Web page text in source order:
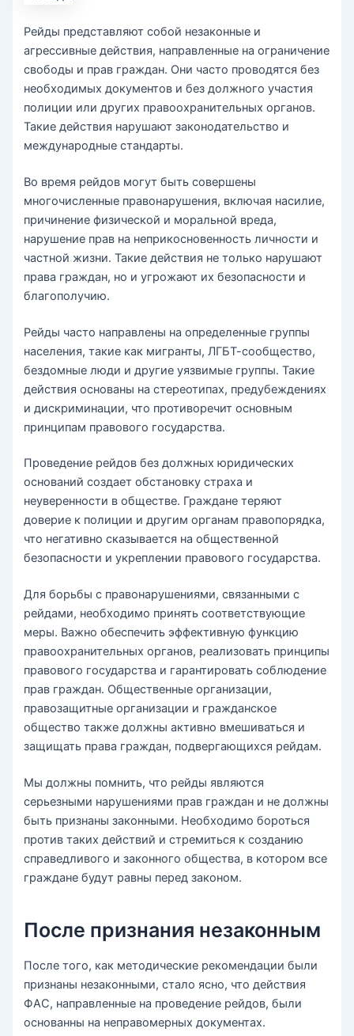
Рейды представляют собой незаконные и
агрессивные действия, направленные на ограничение
свободы и прав граждан. Они часто проводятся без
необходимых документов и без должного участия
полиции или других правоохранительных органов.
Такие действия нарушают законодательство и
международные стандарты.
Во время рейдов могут быть совершены
многочисленные правонарушения, включая насилие,
причинение физической и моральной вреда,
нарушение прав на неприкосновенность личности и
частной жизни. Такие действия не только нарушают
права граждан, но и угрожают их безопасности и
благополучию.
Рейды часто направлены на определенные группы
населения, такие как мигранты, ЛГБТ-сообщество,
бездомные люди и другие уязвимые группы. Такие
действия основаны на стереотипах, предубеждениях
и дискриминации, что противоречит основным
принципам правового государства.
Проведение рейдов без должных юридических
оснований создает обстановку страха и
неуверенности в обществе. Граждане теряют
доверие к полиции и другим органам правопорядка,
что негативно сказывается на общественной
безопасности и укреплении правового государства.
Для борьбы с правонарушениями, связанными с
рейдами, необходимо принять соответствующие
меры. Важно обеспечить эффективную функцию
правоохранительных органов, реализовать принципы
правового государства и гарантировать соблюдение
прав граждан. Общественные организации,
правозащитные организации и гражданское
общество также должны активно вмешиваться и
защищать права граждан, подвергающихся рейдам.
Мы должны помнить, что рейды являются
серьезными нарушениями прав граждан и не должны
быть признаны законными. Необходимо бороться
против таких действий и стремиться к созданию
справедливого и законного общества, в котором все
граждане будут равны перед законом.
После признания незаконным
После того, как методические рекомендации были
признаны незаконными, стало ясно, что действия
ФАС, направленные на проведение рейдов, были
основанны на неправомерных документах.